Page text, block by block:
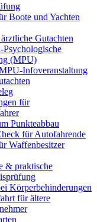
Boote und Yachten
Gutachten
(MPU)
Infoveranstaltung
für
Punkteabbau
für Autofahrende
Waffenbesitzer
& praktische
Körperbehinderungen
für ältere